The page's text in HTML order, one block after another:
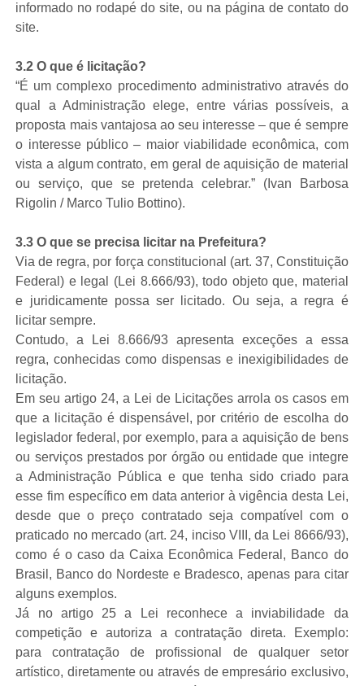
informado no rodapé do site, ou na página de contato do
site.
3.2 O que é licitação?
“É um complexo procedimento administrativo através do
qual a Administração elege, entre várias possíveis, a
proposta mais vantajosa ao seu interesse – que é sempre
o interesse público – maior viabilidade econômica, com
vista a algum contrato, em geral de aquisição de material
ou serviço, que se pretenda celebrar.” (Ivan Barbosa
Rigolin / Marco Tulio Bottino).
3.3 O que se precisa licitar na Prefeitura?
Via de regra, por força constitucional (art. 37, Constituição
Federal) e legal (Lei 8.666/93), todo objeto que, material
e juridicamente possa ser licitado. Ou seja, a regra é
licitar sempre.
Contudo, a Lei 8.666/93 apresenta exceções a essa
regra, conhecidas como dispensas e inexigibilidades de
licitação.
Em seu artigo 24, a Lei de Licitações arrola os casos em
que a licitação é dispensável, por critério de escolha do
legislador federal, por exemplo, para a aquisição de bens
ou serviços prestados por órgão ou entidade que integre
a Administração Pública e que tenha sido criado para
esse fim específico em data anterior à vigência desta Lei,
desde que o preço contratado seja compatível com o
praticado no mercado (art. 24, inciso VIII, da Lei 8666/93),
como é o caso da Caixa Econômica Federal, Banco do
Brasil, Banco do Nordeste e Bradesco, apenas para citar
alguns exemplos.
Já no artigo 25 a Lei reconhece a inviabilidade da
competição e autoriza a contratação direta. Exemplo:
para contratação de profissional de qualquer setor
artístico, diretamente ou através de empresário exclusivo,